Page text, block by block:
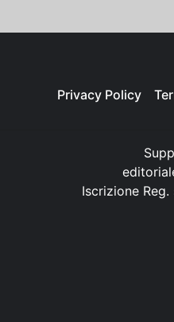
Privacy Policy
Iscrizione